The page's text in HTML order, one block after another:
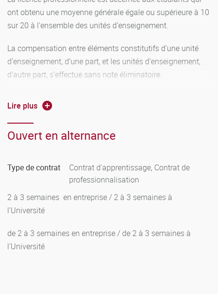
ont obtenu une moyenne générale égale ou supérieure à 10
sur 20 à l’ensemble des unités d’enseignement.
La compensation entre éléments constitutifs d’une unité
d’enseignement, d’une part, et les unités d’enseignement,
d’autre part, s’effectue sans note éliminatoire.
sessions d’examen pour les épreuves des UE 1 et 2.
Lorsque la licence professionnelle n’a pas été obtenue, les
font l’objet d’une attestation délivrée par l’établissement.
Une nouvelle inscription universitaire est nécessaire si le
mémoire n’est pas soutenu avant la fin de l’année civile en
Lire plus
Ouvert en alternance
Type de contrat
Contrat d'apprentissage, Contrat de
professionnalisation
2 à 3 semaines en entreprise / 2 à 3 semaines à
l'Université
de 2 à 3 semaines en entreprise / de 2 à 3 semaines à
l'Université